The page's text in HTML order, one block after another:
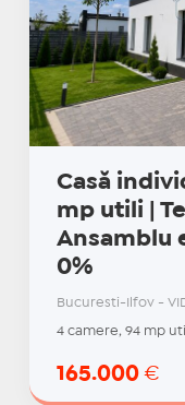
Casă
mp utili |
Ansamblu
0%
Bucuresti-Ilfov -
4 camere, 94 mp
165.000 €